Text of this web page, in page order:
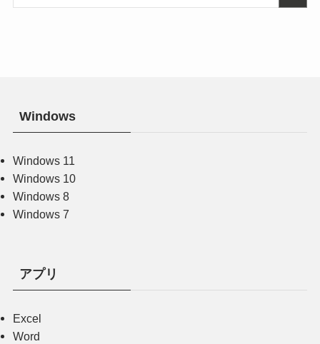
Windows
Windows 11
Windows 10
Windows 8
Windows 7
アプリ
Excel
Word